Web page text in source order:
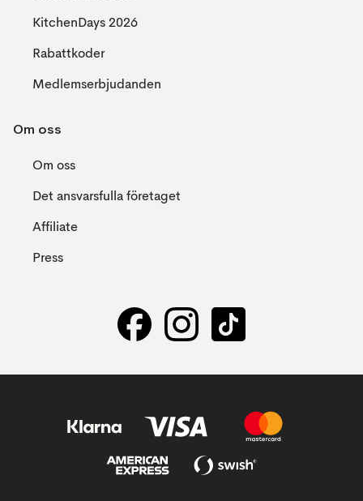
KitchenDays 2026
Rabattkoder
Medlemserbjudanden
Om oss
Om oss
Det ansvarsfulla företaget
Affiliate
Press